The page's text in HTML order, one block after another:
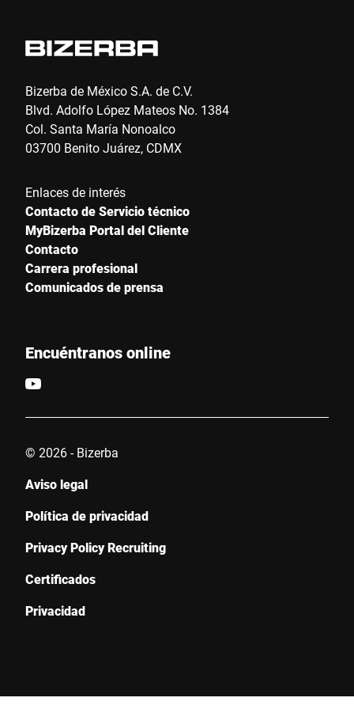
Ciudad *
País *
Por la presente confirmo que acepto el uso de mis datos para
Enviar
Bizerba de México S.A. de C.V.
Blvd. Adolfo López Mateos No. 1384
Col. Santa María Nonoalco
03700 Benito Juárez, CDMX
Enlaces de interés
Contacto de Servicio técnico
MyBizerba Portal del Cliente
Contacto
Carrera profesional
Comunicados de prensa
Encuéntranos online
© 2026 - Bizerba
Aviso legal
Política de privacidad
Privacy Policy Recruiting
Certificados
Privacidad